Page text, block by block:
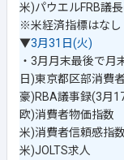
米)パウエルFRB議
※米経済指標はなし
▼3月31日(火)
・3月月末最後で月
日)東京都区部消費
豪)RBA議事録(3月
欧)消費者物価指数
米)消費者信頼感指数
米)JOLTS求人